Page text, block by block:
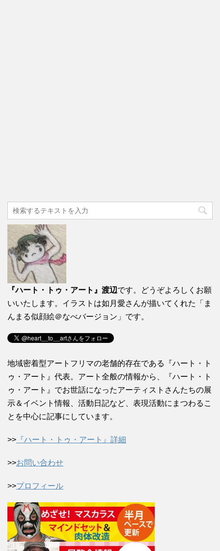
『ハート・トゥ・アート』渡辺です。どうぞよろしくお願
いいたします。イラストは如月愛さんが描いてくれた「ま
んまる似顔絵＠なべバージョン」です。
地域密着型アートフリマの老舗的存在である『ハート・ト
ゥ・アート』代表。アート全般の情報から、『ハート・ト
ゥ・アート』でお世話になったアーティストさんたちの展
示＆イベント情報、活動日記など、表現活動にまつわるこ
とを中心に記事にしています。
>> 『ハート・トゥ・アート』詳細
>>お問い合わせ
>>プロフィール